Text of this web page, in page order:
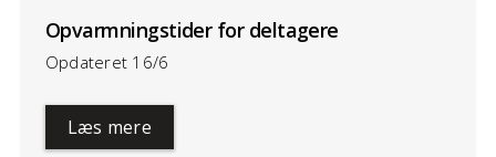
Opvarmningstider for deltagere
Opdateret 16/6
Læs mere